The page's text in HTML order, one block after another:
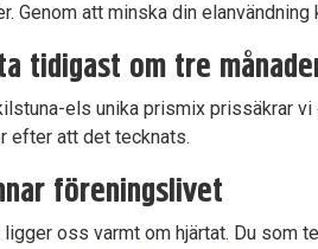
Genom att minska din
tidigast om tre
els unika prismix prissäkrar
efter att det tecknats.
föreningslivet
oss varmt om hjärtat. Du som